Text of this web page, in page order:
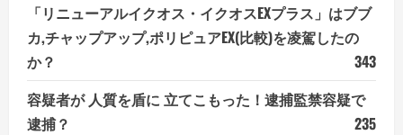
「リニューアルイクオス・イクオスEXプラス」はブブ
カ,チャップアップ,ポリピュアEX(比較)を凌駕したの
か？
343
容疑者が 人質を盾に 立てこもった！逮捕監禁容疑で
逮捕？
235